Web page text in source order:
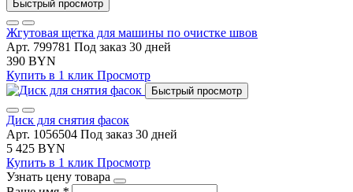
Быстрый просмотр
Жгутовая щетка для машины по очистке швов
Арт. 799781 Под заказ 30 дней
390 BYN
Купить в 1 клик Просмотр
Быстрый просмотр
Диск для снятия фасок
Арт. 1056504 Под заказ 30 дней
5 425 BYN
Купить в 1 клик Просмотр
Узнать цену товара